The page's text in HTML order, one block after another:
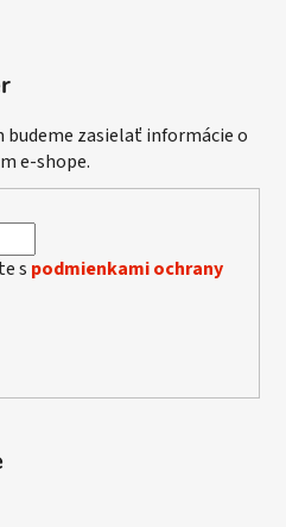
budeme zasielať informácie o
e-shope.
s podmienkami ochrany